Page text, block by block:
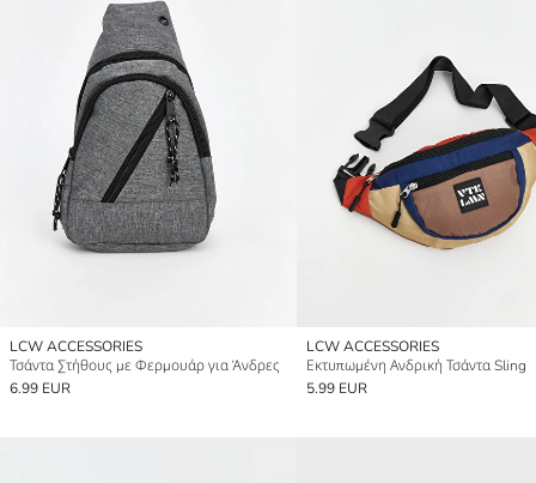
LCW ACCESSORIES
Τσάντα Στήθους με Φερμουάρ για Άνδρες
6.99 EUR
LCW ACCESSORIES
Εκτυπωμένη Ανδρική Τσάντα Sling
5.99 EUR